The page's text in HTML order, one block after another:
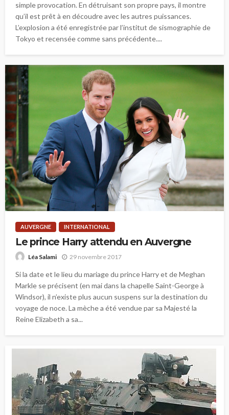
simple provocation. En détruisant son propre pays, il montre
qu’il est prêt à en découdre avec les autres puissances.
L’explosion a été enregistrée par l’institut de sismographie de
Tokyo et recensée comme sans précédente....
AUVERGNE INTERNATIONAL
Le prince Harry attendu en Auvergne
Léa Salami 29 novembre 2017
Si la date et le lieu du mariage du prince Harry et de Meghan
Markle se précisent (en mai dans la chapelle Saint-George à
Windsor), il n’existe plus aucun suspens sur la destination du
voyage de noce. La mèche a été vendue par sa Majesté la
Reine Elizabeth a sa...